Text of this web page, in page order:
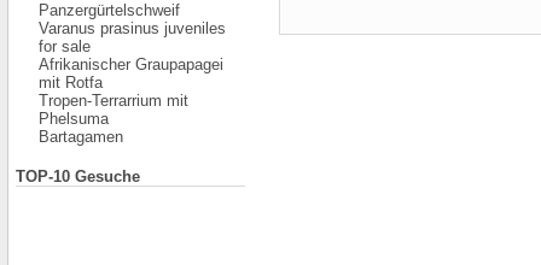
Panzergürtelschweif
Varanus prasinus juveniles
for sale
Afrikanischer Graupapagei
mit Rotfa
Tropen-Terrarrium mit
Phelsuma
Bartagamen
TOP-10 Gesuche